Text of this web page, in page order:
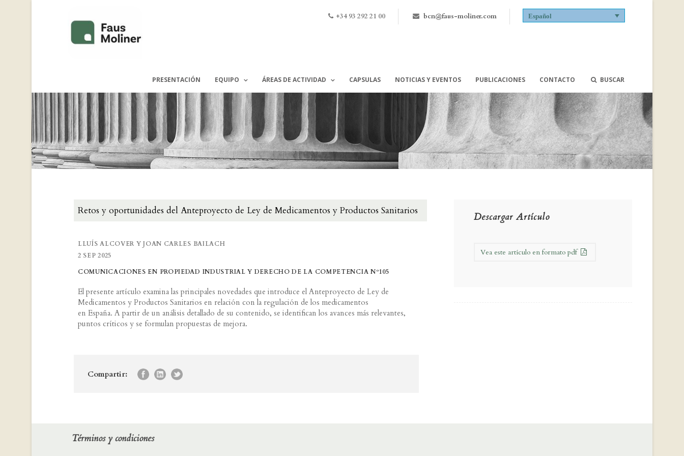
+34 93 292 21 00 bcn@faus-moliner.com Español
PRESENTACIÓN EQUIPO ÁREAS DE ACTIVIDAD CAPSULAS NOTICIAS Y EVENTOS PUBLICACIONES CONTACTO BUSCAR
Retos y oportunidades del Anteproyecto de Ley de Medicamentos y Productos Sanitarios
LLUÍS ALCOVER Y JOAN CARLES BAILACH
2 SEP 2025
COMUNICACIONES EN PROPIEDAD INDUSTRIAL Y DERECHO DE LA COMPETENCIA Nº105
El presente artículo examina las principales novedades que introduce el Anteproyecto de Ley de
Medicamentos y Productos Sanitarios en relación con la regulación de los medicamentos
en España. A partir de un análisis detallado de su contenido, se identifican los avances más relevantes,
puntos críticos y se formulan propuestas de mejora.
Compartir:
Descargar Artículo
Vea este artículo en formato pdf
Términos y condiciones